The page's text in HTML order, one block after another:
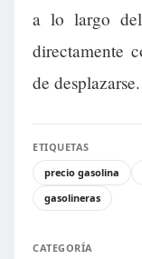
a lo largo del
directamente
de desplazarse.
ETIQUETAS
precio gasolina
gasolineras
CATEGORÍA